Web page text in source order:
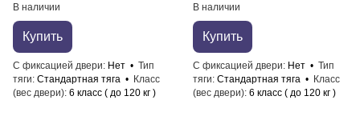
В наличии
Купить
С фиксацией двери Нет
Тип
тяги Стандартная тяга
Класс
(вес двери) 6 класс ( до 120 кг )
В наличии
Купить
С фиксацией двери Нет
Тип
тяги Стандартная тяга
Класс
(вес двери) 6 класс ( до 120 кг )